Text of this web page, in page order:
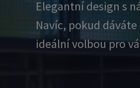
Elegantní design s
Navíc, pokud
ideální volbou pro